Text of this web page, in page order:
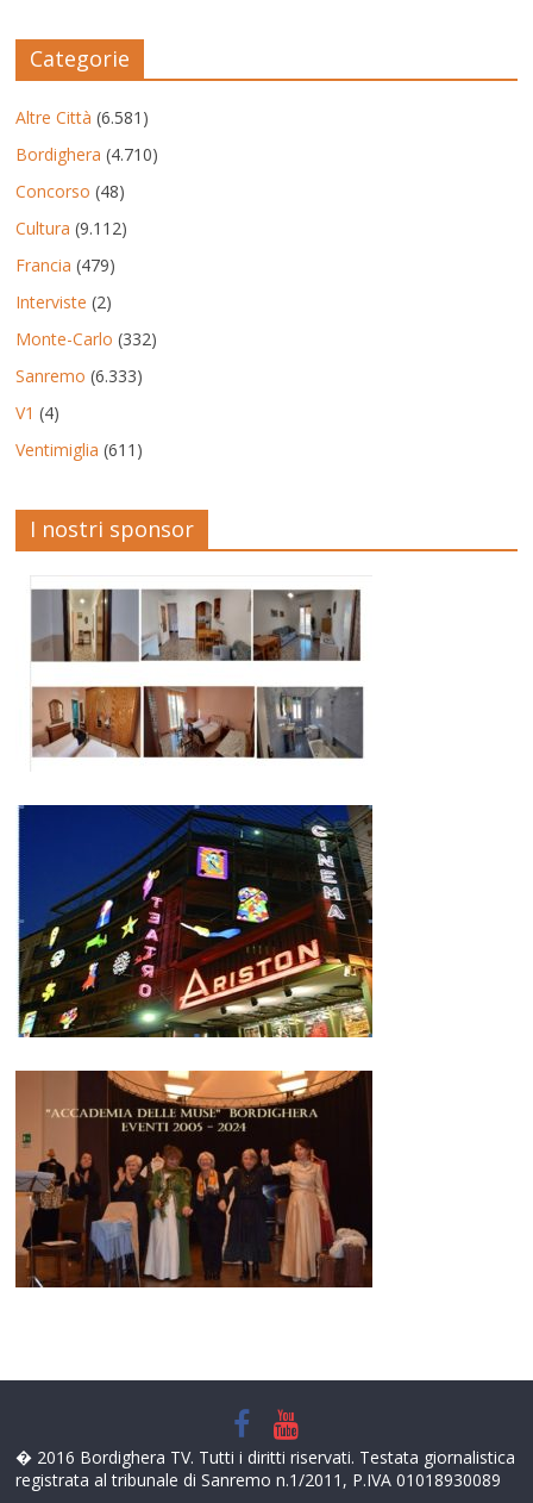
Categorie
Altre Città (6.581)
Bordighera (4.710)
Concorso (48)
Cultura (9.112)
Francia (479)
Interviste (2)
Monte-Carlo (332)
Sanremo (6.333)
V1 (4)
Ventimiglia (611)
I nostri sponsor
� 2016 Bordighera TV. Tutti i diritti riservati. Testata giornalistica
registrata al tribunale di Sanremo n.1/2011, P.IVA 01018930089